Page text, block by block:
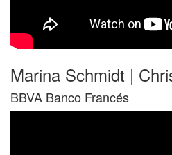
Marina Schmidt |
BBVA Banco Francés